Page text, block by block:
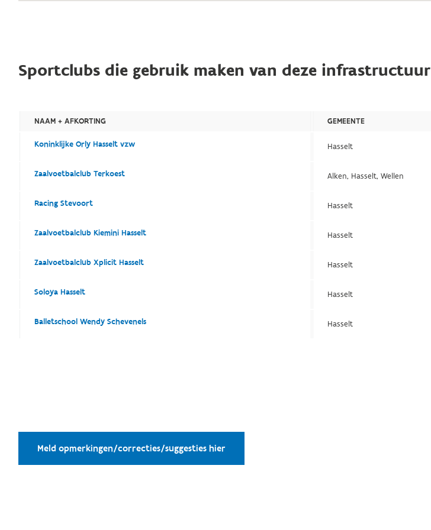
Sportclubs die gebruik maken van deze infrastructuur
NAAM + AFKORTING GEMEENTE
Koninklijke Orly Hasselt vzw Hasselt
Zaalvoetbalclub Terkoest Alken, Hasselt, Wellen
Racing Stevoort Hasselt
Zaalvoetbalclub Kiemini Hasselt Hasselt
Zaalvoetbalclub Xplicit Hasselt Hasselt
Soloya Hasselt Hasselt
Balletschool Wendy Schevenels Hasselt
Meld opmerkingen/correcties/suggesties hier